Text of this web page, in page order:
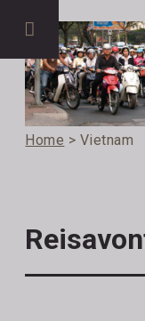
Home > Vietnam